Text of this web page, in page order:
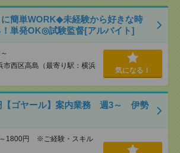
簡単WORK◆未経験から好きな時
単発OK◎試験監督[アルバイト]
市西区高島（最寄り駅：横浜
気になる！
【ゴヤール】案内業務 週3～ 伊勢
1800円 ※ご経験・スキル